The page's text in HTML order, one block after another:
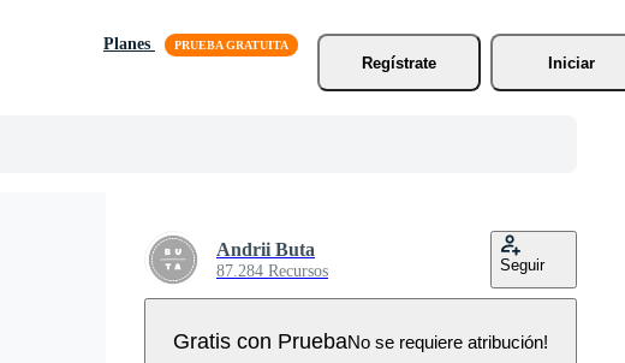
Planes
Regístrate
Iniciar
Andrii Buta
87.284 Recursos Seguir
Gratis con PruebaNo se requiere atribución!